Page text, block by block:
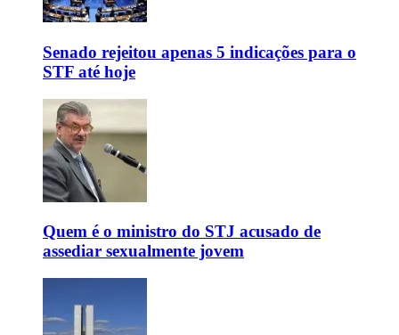
Senado rejeitou apenas 5 indicações para o
STF até hoje
Quem é o ministro do STJ acusado de
assediar sexualmente jovem